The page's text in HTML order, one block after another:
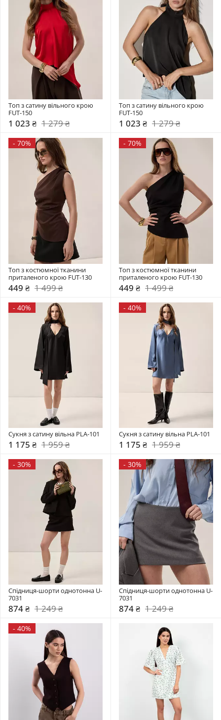
Топ з сатину вільного крою
FUT-150
1 023 ₴ 1 279 ₴
Топ з сатину вільного крою
FUT-150
1 023 ₴ 1 279 ₴
- 70%
Топ з костюмної тканини
приталеного крою FUT-130
449 ₴ 1 499 ₴
- 70%
Топ з костюмної тканини
приталеного крою FUT-130
449 ₴ 1 499 ₴
- 40%
Сукня з сатину вільна PLA-101
1 175 ₴ 1 959 ₴
- 40%
Сукня з сатину вільна PLA-101
1 175 ₴ 1 959 ₴
- 30%
Спідниця-шорти однотонна U-
7031
874 ₴ 1 249 ₴
- 30%
Спідниця-шорти однотонна U-
7031
874 ₴ 1 249 ₴
- 40%